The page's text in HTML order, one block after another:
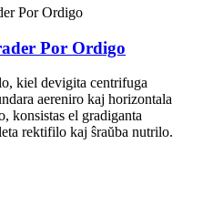
Por Ordigo
kiel devigita centrifuga
aereniro kaj horizontala
konsistas el gradiganta
rektifilo kaj ŝraŭba nutrilo.